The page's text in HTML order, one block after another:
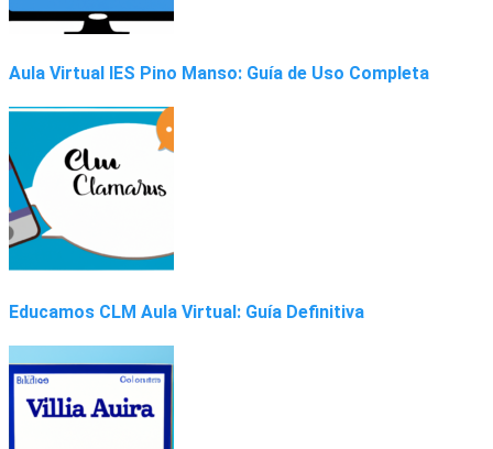
Aula Virtual IES Pino Manso: Guía de Uso Completa
Educamos CLM Aula Virtual: Guía Definitiva